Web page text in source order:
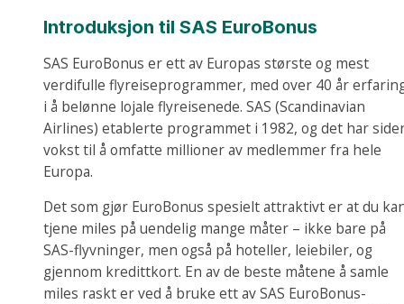
Introduksjon til SAS EuroBonus
SAS EuroBonus er ett av Europas største og mest
verdifulle flyreiseprogrammer, med over 40 år
i å belønne lojale flyreisenede. SAS (Scandinavian
Airlines) etablerte programmet i 1982, og det har
vokst til å omfatte millioner av medlemmer fra hele
Europa.
Det som gjør EuroBonus spesielt attraktivt er at du
tjene miles på uendelig mange måter – ikke bare på
SAS-flyvninger, men også på hoteller, leiebiler, og
gjennom kredittkort. En av de beste måtene å samle
miles raskt er ved å bruke ett av SAS EuroBonus-